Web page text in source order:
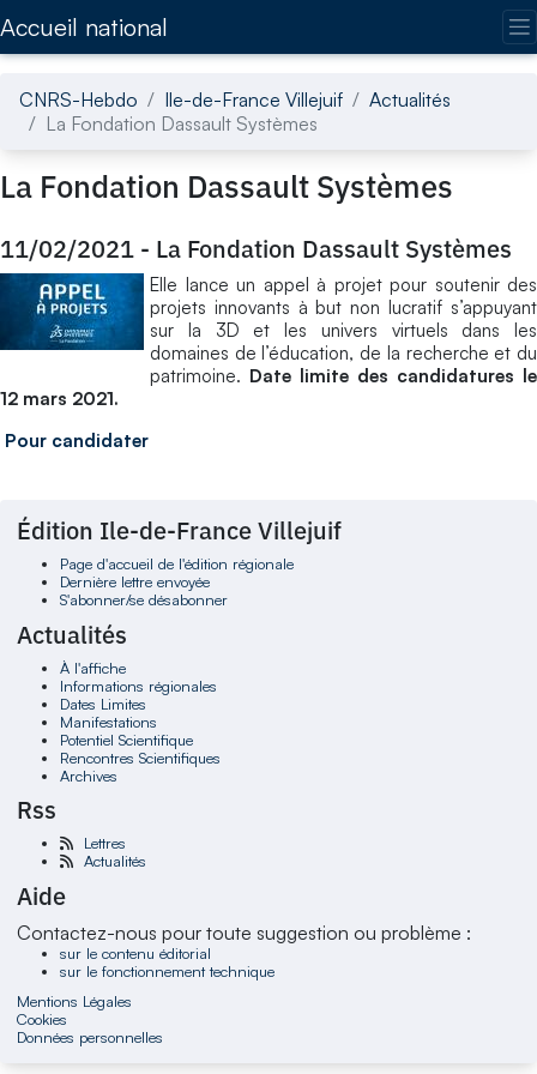
Accueil national
CNRS-Hebdo Ile-de-France Villejuif
Actualités
La Fondation Dassault Systèmes
La Fondation Dassault Systèmes
11/02/2021 - La Fondation Dassault Systèmes
Elle lance un appel à projet pour soutenir des
projets innovants à but non lucratif s’appuyant
sur la 3D et les univers virtuels dans les
domaines de l’éducation, de la recherche et du
patrimoine. Date limite des candidatures le
12 mars 2021.
Pour candidater
Édition Ile-de-France Villejuif
Page d'accueil de l'édition régionale
Dernière lettre envoyée
S'abonner/se désabonner
Actualités
À l'affiche
Informations régionales
Dates Limites
Manifestations
Potentiel Scientifique
Rencontres Scientifiques
Archives
Rss
Lettres
Actualités
Aide
Contactez-nous pour toute suggestion ou problème :
sur le contenu éditorial
sur le fonctionnement technique
Mentions Légales
Cookies
Données personnelles